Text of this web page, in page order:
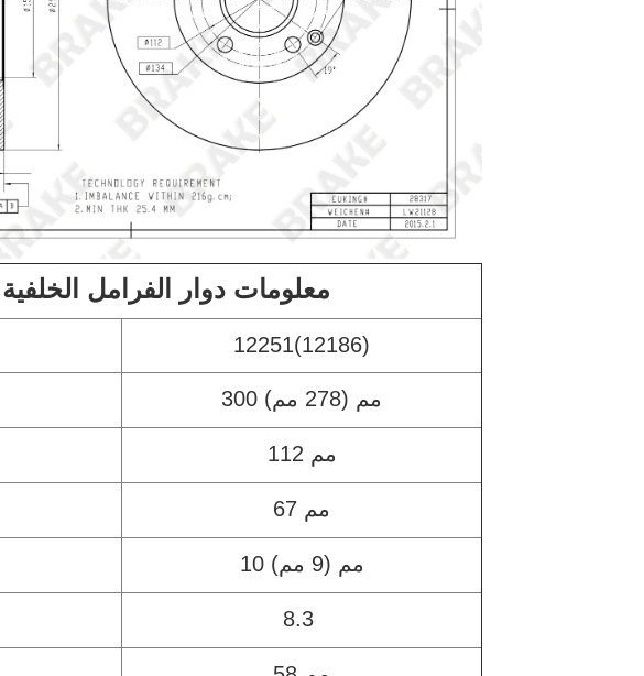
معلومات دوار الفرامل الخلفية
12251(12186)
300 مم (278 مم)
112 مم
67 مم
10 مم (9 مم)
8.3